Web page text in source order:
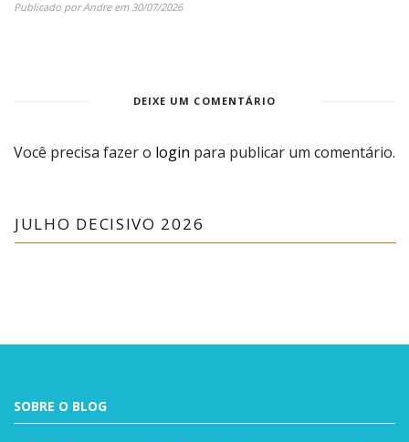
Publicado porAndreem30/07/2026
DEIXE UM COMENTÁRIO
Você precisa fazer o login para publicar um comentário.
JULHO DECISIVO 2026
SOBRE O BLOG